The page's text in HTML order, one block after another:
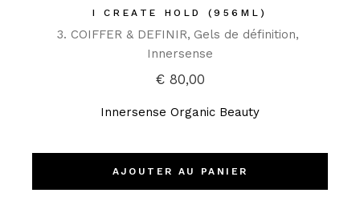
I CREATE HOLD (956ML)
3. COIFFER & DEFINIR Gels de définition
Innersense
€80,00
Innersense Organic Beauty
AJOUTER AU PANIER